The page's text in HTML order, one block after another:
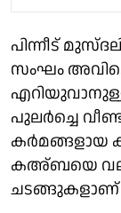
പിന്നീട്
സംഘം
എറിയുവാനുള്ള
പുലർച്ചെ
കർമങ്ങളായ
കഅ്ബയെ
ചടങ്ങുകളാണ്